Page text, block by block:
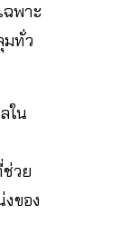
ฉพาะ
มทั่ว
ใน
วย
ของ